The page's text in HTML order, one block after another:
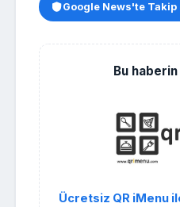
Google News'te Takip
Bu
Ücretsiz QR iMenu